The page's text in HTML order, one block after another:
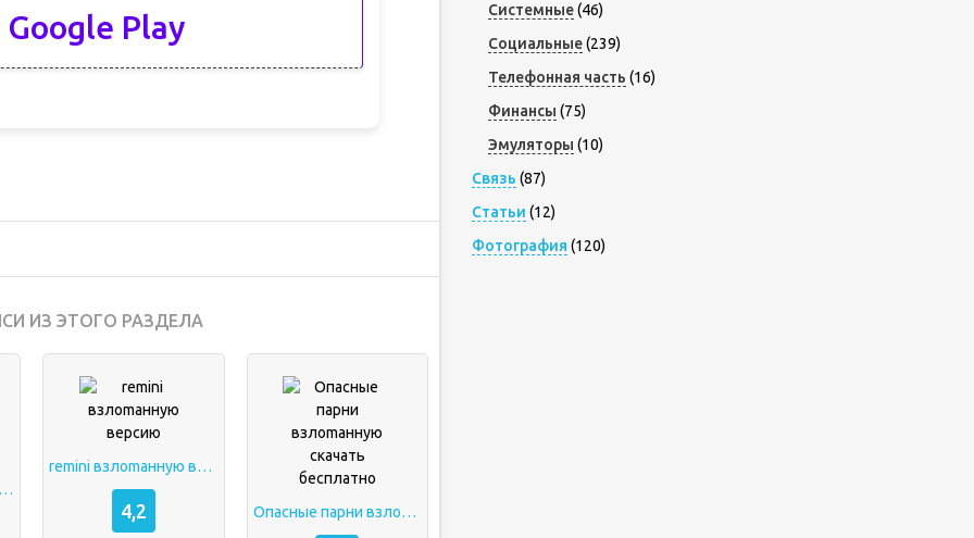
Play
ИЗ ЭТОГО РАЗДЕЛА
взлоmанную версию
remini взлоmанную версию
4,2 Опасные парни взлоmанную скачать бесплатно
Системные(46)
Социальные(239)
Телефонная часть (16)
Финансы (75)
Эмуляторы (10)
Связь (87)
Статьи (12)
Фотография (120)